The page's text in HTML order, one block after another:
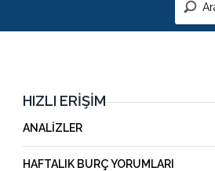
HIZLI ERIŞIM
ANALIZLER
HAFTALIK BURÇ YORUMLARI